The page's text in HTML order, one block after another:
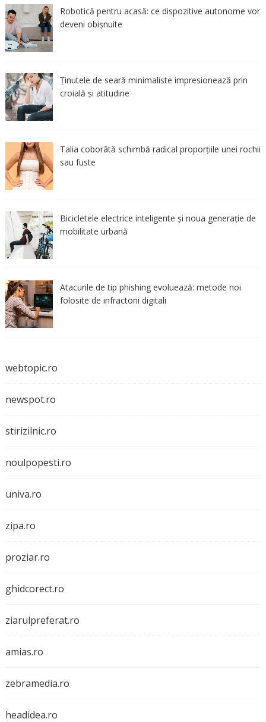
Robotică pentru acasă: ce dispozitive autonome vor
deveni obișnuite
Ținutele de seară minimaliste impresionează prin
croială și atitudine
Talia coborâtă schimbă radical proporțiile unei rochii
sau fuste
Bicicletele electrice inteligente și noua generație de
mobilitate urbană
Atacurile de tip phishing evoluează: metode noi
folosite de infractorii digitali
webtopic.ro
newspot.ro
stirizilnic.ro
noulpopesti.ro
univa.ro
zipa.ro
proziar.ro
ghidcorect.ro
ziarulpreferat.ro
amias.ro
zebramedia.ro
headidea.ro